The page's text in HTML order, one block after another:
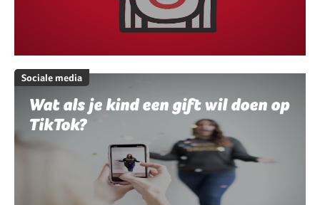
Sociale media
Wat als je kind een gift wil doen op
TikTok?